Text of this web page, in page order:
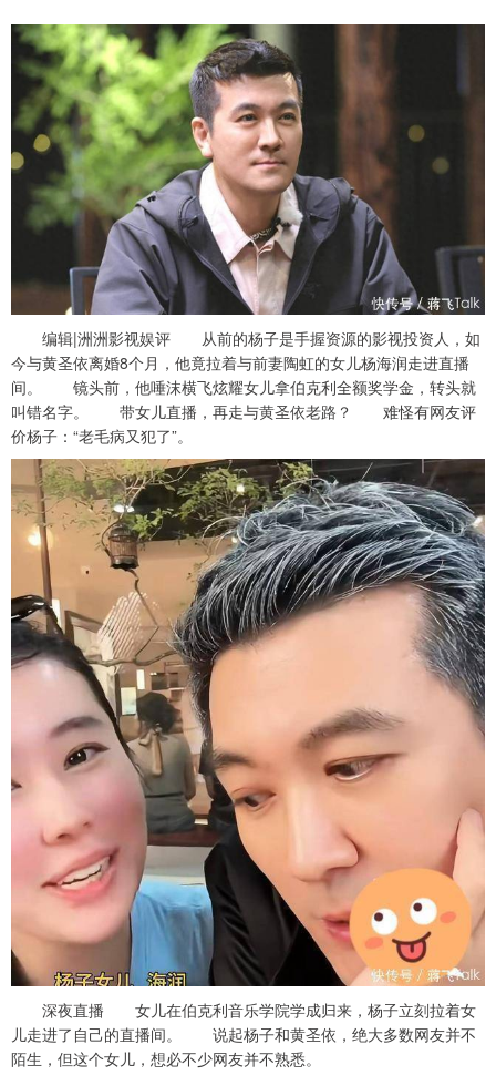
编辑|洲洲影视娱评 从前的杨子是手握资源的影视投资人，如
今与黄圣依离婚8个月，他竟拉着与前妻陶虹的女儿杨海润走进直播
间。 镜头前，他唾沫横飞炫耀女儿拿伯克利全额奖学金，转头就
叫错名字。 带女儿直播，再走与黄圣依老路？ 难怪有网友评
价杨子：“老毛病又犯了”。
深夜直播 女儿在伯克利音乐学院学成归来，杨子立刻拉着女
儿走进了自己的直播间。 说起杨子和黄圣依，绝大多数网友并不
陌生，但这个女儿，想必不少网友并不熟悉。